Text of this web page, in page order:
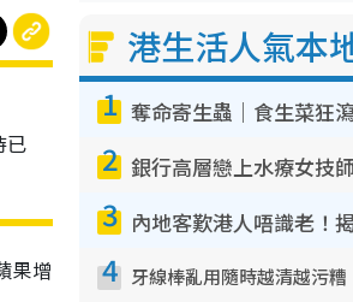
已
果增
港生活人氣本
1
2
3
4